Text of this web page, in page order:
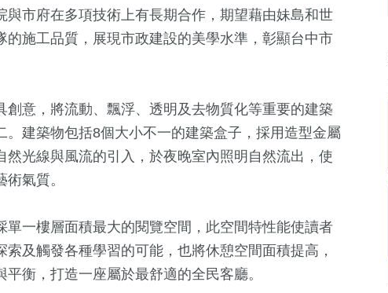
市府在多項技術上有長期合作，期望藉由妹島和世
施工品質，展現市政建設的美學水準，彰顯台中市
創意，將流動、飄浮、透明及去物質化等重要的建築
。建築物包括8個大小不一的建築盒子，採用造型金屬
光線與風流的引入，於夜晚室內照明自然流出，使
氣質。
單一樓層面積最大的閱覽空間，此空間特性能使讀者
及觸發各種學習的可能，也將休憩空間面積提高，
衡，打造一座屬於最舒適的全民客廳。
+
綜合
1+
2023金鐘獎
放大鏡 影視
266+
藝文
37+
兩岸道教文化交
流專區
15
2024總統大選
美食 健康及醫療